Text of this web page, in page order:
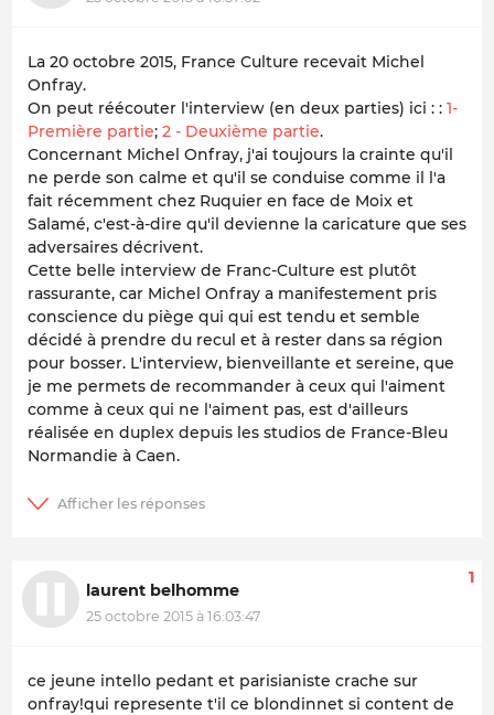
La 20 octobre 2015, France Culture recevait Michel
Onfray.
On peut réécouter l'interview (en deux parties) ici : : 1-
Première partie; 2 - Deuxième partie.
Concernant Michel Onfray, j'ai toujours la crainte qu'il
ne perde son calme et qu'il se conduise comme il l'a
fait récemment chez Ruquier en face de Moix et
Salamé, c'est-à-dire qu'il devienne la caricature que ses
adversaires décrivent.
Cette belle interview de Franc-Culture est plutôt
rassurante, car Michel Onfray a manifestement pris
conscience du piège qui qui est tendu et semble
décidé à prendre du recul et à rester dans sa région
pour bosser. L'interview, bienveillante et sereine, que
je me permets de recommander à ceux qui l'aiment
comme à ceux qui ne l'aiment pas, est d'ailleurs
réalisée en duplex depuis les studios de France-Bleu
Normandie à Caen.
laurent belhomme
25 octobre 2015 à 16:03:47
1
ce jeune intello pedant et parisianiste crache sur
onfray!qui represente t'il ce blondinnet si content de